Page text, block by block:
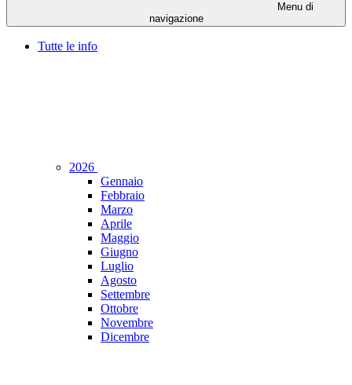
Menu di
navigazione
Tutte le info
2026
Gennaio
Febbraio
Marzo
Aprile
Maggio
Giugno
Luglio
Agosto
Settembre
Ottobre
Novembre
Dicembre